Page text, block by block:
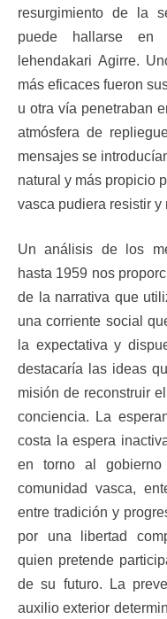
resurgimiento de la
puede hallarse en
lehendakari Agirre.
más eficaces fueron
u otra vía penetraban
atmósfera de
mensajes se
natural y más propicio
vasca pudiera resistir y
Un análisis de los
hasta 1959 nos
de la narrativa que
una corriente social
la expectativa y
destacaría las ideas
misión de reconstruir
conciencia. La
costa la espera
en torno al
comunidad vasca,
entre tradición y
por una libertad
quien pretende
de su futuro. La
auxilio exterior